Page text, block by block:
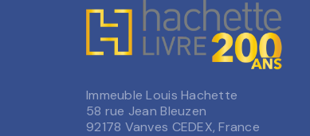
Immeuble Louis Hachette
58 rue Jean Bleuzen
92178 Vanves CEDEX, France